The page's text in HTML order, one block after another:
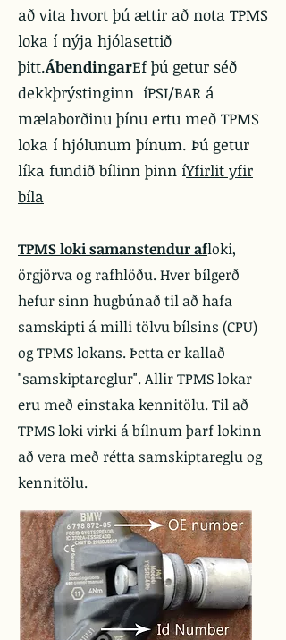
að vita hvort þú ættir að nota TPMS
loka í nýja hjólasettið
þitt.ÁbendingarEf þú getur séð
dekkþrýstinginn íPSI/BAR á
mælaborðinu þínu ertu með TPMS
loka í hjólunum þínum. Þú getur
líka fundið bílinn þinn íYfirlit yfir
bíla
TPMS loki samanstendur afloki,
örgjörva og rafhlöðu. Hver bílgerð
hefur sinn hugbúnað til að hafa
samskipti á milli tölvu bílsins (CPU)
og TPMS lokans. Þetta er kallað
"samskiptareglur". Allir TPMS lokar
eru með einstaka kennitölu. Til að
TPMS loki virki á bílnum þarf lokinn
að vera með rétta samskiptareglu og
kennitölu.